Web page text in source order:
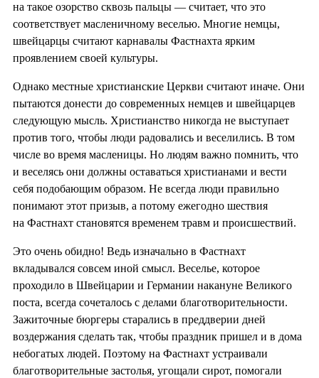
на такое озорство сквозь пальцы — считает, что это
соответствует масленичному веселью. Многие немцы,
швейцарцы считают карнавалы Фастнахта ярким
проявлением своей культуры.
Однако местные христианские Церкви считают иначе. Они
пытаются донести до современных немцев и швейцарцев
следующую мысль. Христианство никогда не выступает
против того, чтобы люди радовались и веселились. В том
числе во время масленицы. Но людям важно помнить, что
и веселясь они должны оставаться христианами и вести
себя подобающим образом. Не всегда люди правильно
понимают этот призыв, а потому ежегодно шествия
на Фастнахт становятся временем травм и происшествий.
Это очень обидно! Ведь изначально в Фастнахт
вкладывался совсем иной смысл. Веселье, которое
проходило в Швейцарии и Германии накануне Великого
поста, всегда сочеталось с делами благотворительности.
Зажиточные бюргеры старались в преддверии дней
воздержания сделать так, чтобы праздник пришел и в дома
небогатых людей. Поэтому на Фастнахт устраивали
благотворительные застолья, угощали сирот, помогали